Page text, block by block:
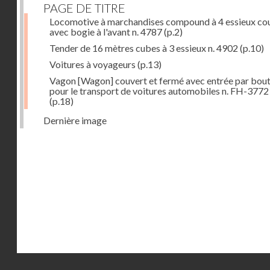
PAGE DE TITRE
Locomotive à marchandises compound à 4 essieux
avec bogie à l'avant n. 4787(p.2)
Tender de 16 mètres cubes à 3 essieux n. 4902 (p.10)
Voitures à voyageurs (p.13)
Vagon [Wagon] couvert et fermé avec entrée par
pour le transport de voitures automobiles n. FH-3772
(p.18)
Dernière image